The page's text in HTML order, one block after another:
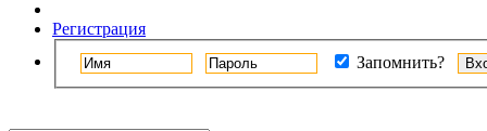
Регистрация
Запомнить?